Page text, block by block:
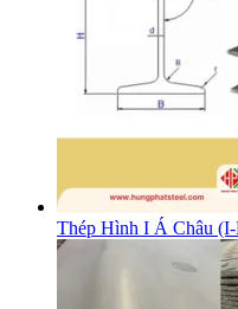
Thép Hình I Á Châu